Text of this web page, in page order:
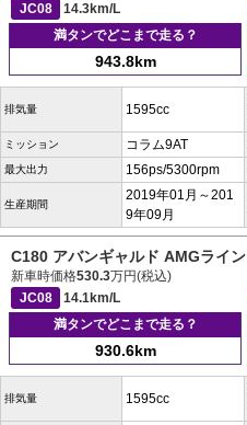
JC08
14.3km/L
満タンでどこまで走る？
943.8km
排気量 1595cc
ミッション コラム9AT
最大出力 156ps/5300rpm
生産期間
2019年01月～201
9年09月
C180 アバンギャルド AMGライン
新車時価格530.3万円(税込)
JC08
14.1km/L
満タンでどこまで走る？
930.6km
排気量 1595cc